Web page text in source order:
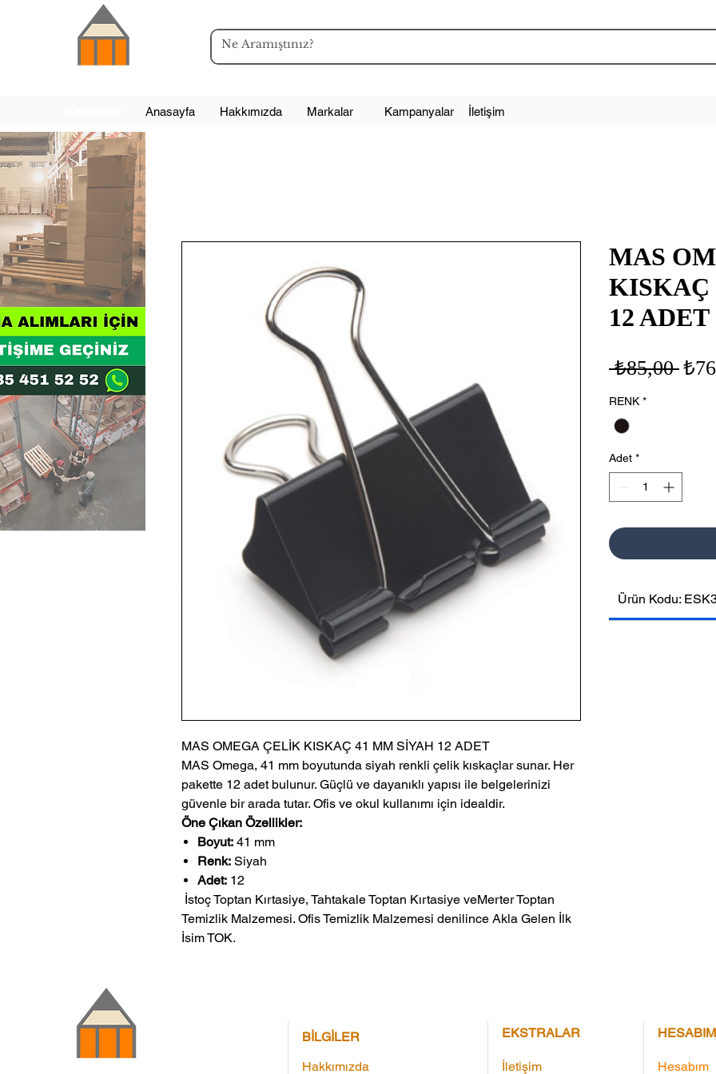
Anasayfa Hakkımızda Markalar Kampanyalar İletişim
MAS OMEGA ÇELİK KISKAÇ 41 MM SİYAH 12 ADET
MAS Omega, 41 mm boyutunda siyah renkli çelik kıskaçlar sunar. Her
pakette 12 adet bulunur. Güçlü ve dayanıklı yapısı ile belgelerinizi
güvenle bir arada tutar. Ofis ve okul kullanımı için idealdir.
Öne Çıkan Özellikler:
Boyut: 41 mm
Renk: Siyah
Adet: 12
Temizlik Malzemesi. Ofis Temizlik Malzemesi denilince Akla Gelen İlk
İsim TOK.
MAS
KISKAÇ
12 ADET
₺85,00
RENK *
Adet *
Ürün Kodu:
BİLGİLER
Hakkımızda
EKSTRALAR
İletişim
HESABIM
Hesabım